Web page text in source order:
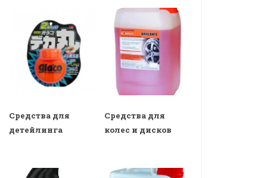
Средства для
детейлинга
Средства для
колес и дисков